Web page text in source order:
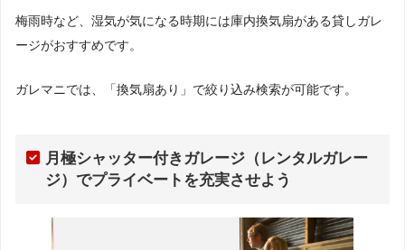
梅雨時など、湿気が気になる時期には庫内換気扇がある貸しガレ
ージがおすすめです。
ガレマニでは、「換気扇あり」で絞り込み検索が可能です。
月極シャッター付きガレージ（レンタルガレー
ジ）でプライベートを充実させよう